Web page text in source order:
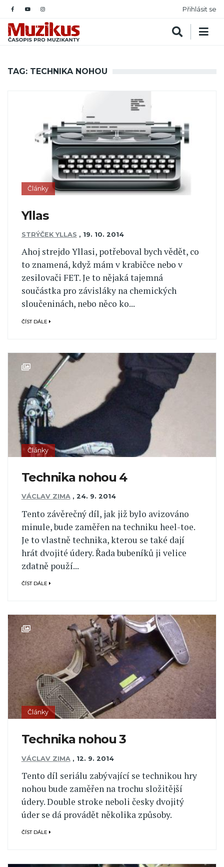
Přihlásit se
TAG: TECHNIKA NOHOU
Články
Yllas
STRÝČEK YLLAS , 19. 10. 2014
Ahoj strejdo Yllasi, potřeboval bych vědět, co
to znamená, když mám v krabičce nebo v
zesilovači FET. Je to nějaká tajemná
součástka pro závisláky na chemických
sloučeninách, nebo něco ko...
ČÍST DÁLE
Články
Technika nohou 4
VÁCLAV ZIMA , 24. 9. 2014
Tento závěrečný díl, jak již bylo avizováno
minule, bude zaměřen na techniku heel-toe.
Je to vlastně technika, kterou se také dají
hrát dvojité údery. Řada bubeníků ji velice
zdatně použí...
ČÍST DÁLE
Články
Technika nohou 3
VÁCLAV ZIMA , 12. 9. 2014
Tento díl seriálu zabývající se technikou hry
nohou bude zaměřen na trochu složitější
údery. Double stroke neboli česky dvojitý
úder se dá provádět několika způsoby.
ČÍST DÁLE